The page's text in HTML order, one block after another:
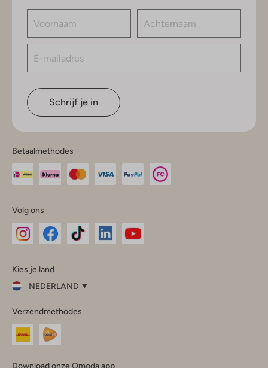
Schrijf je in
Betaalmethodes
Volg ons
InstagramFacebook
Kies je land
NEDERLAND
je
land
Nederland
Verzendmethodes
Download onze Omoda app